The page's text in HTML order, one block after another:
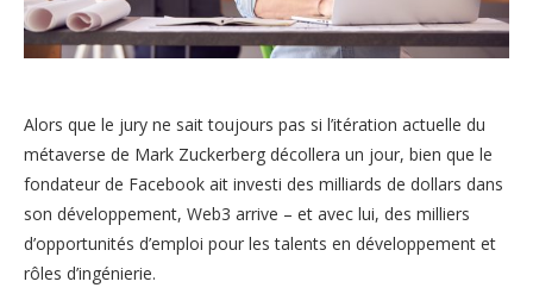
Alors que le jury ne sait toujours pas si l’itération actuelle du
métaverse de Mark Zuckerberg décollera un jour, bien que le
fondateur de Facebook ait investi des milliards de dollars dans
son développement, Web3 arrive – et avec lui, des milliers
d’opportunités d’emploi pour les talents en développement et
rôles d’ingénierie.